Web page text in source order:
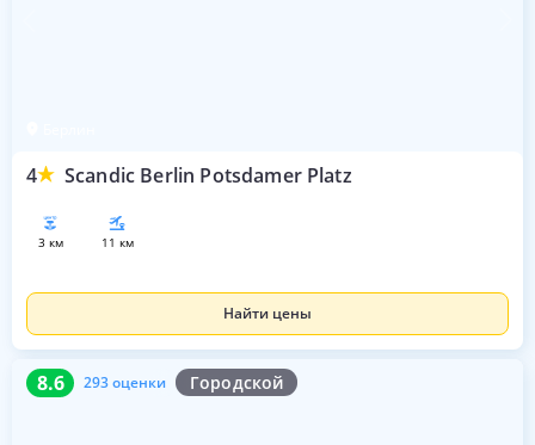
4 Scandic Berlin Potsdamer Platz
3 км 11 км
Найти цены
8.6 293 оценки Городской
8.6 293 оценки